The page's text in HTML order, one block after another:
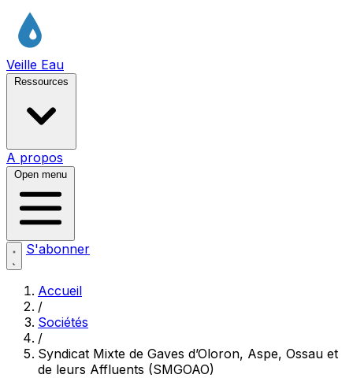
Veille Eau
Ressources
A propos
Open menu
S'abonner
Accueil
/
Sociétés
/
Syndicat Mixte de Gaves d’Oloron, Aspe, Ossau et
de leurs Affluents (SMGOAO)